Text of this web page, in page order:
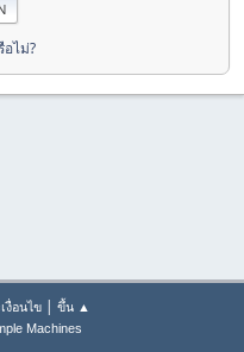
ไม่?
งื่อนไข | ขึ้น ▲
Machines